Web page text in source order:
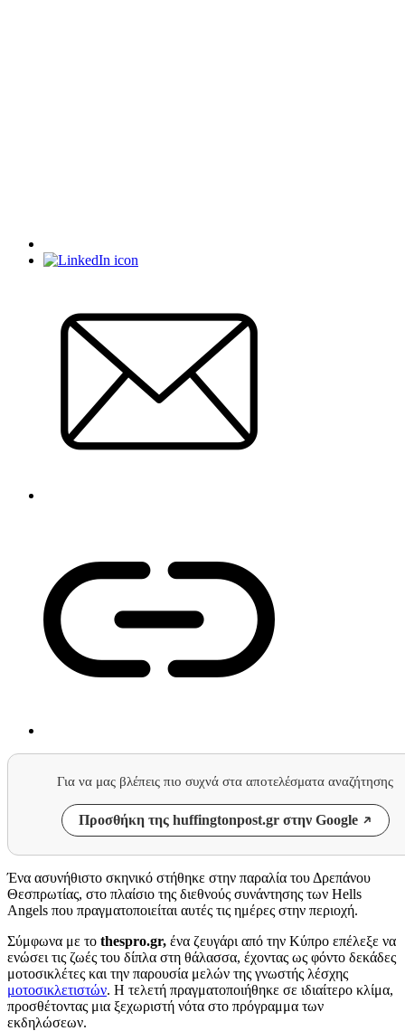
Για να μας βλέπεις πιο συχνά στα αποτελέσματα αναζήτησης
Προσθήκη της huffingtonpost.gr στην Google
Ένα ασυνήθιστο σκηνικό στήθηκε στην παραλία του Δρεπάνου
Θεσπρωτίας, στο πλαίσιο της διεθνούς συνάντησης των Hells
Angels που πραγματοποιείται αυτές τις ημέρες στην περιοχή.
Σύμφωνα με το thespro.gr, ένα ζευγάρι από την Κύπρο επέλεξε να
ενώσει τις ζωές του δίπλα στη θάλασσα, έχοντας ως φόντο δεκάδες
μοτοσικλέτες και την παρουσία μελών της γνωστής λέσχης
μοτοσικλετιστών. Η τελετή πραγματοποιήθηκε σε ιδιαίτερο κλίμα,
προσθέτοντας μια ξεχωριστή νότα στο πρόγραμμα των
εκδηλώσεων.